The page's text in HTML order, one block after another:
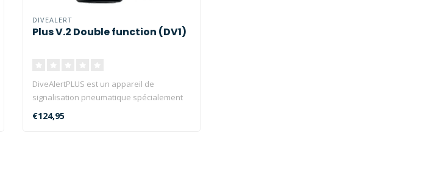
DIVEALERT
Plus V.2 Double function (DV1)
DiveAlertPLUS est un appareil de
signalisation pneumatique spécialement
conçu,..
€124,95